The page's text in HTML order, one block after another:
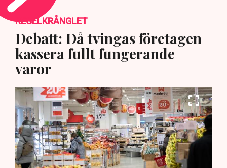
REGELKRÅNGLET
Debatt: Då tvingas företagen
kassera fullt fungerande
varor